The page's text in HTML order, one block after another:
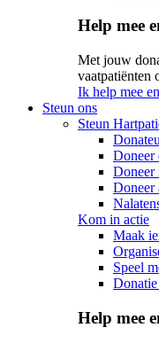
Help mee
Met jouw
vaatpatiënten
Ik help mee
Steun ons
Steun
Doneer
Doneer
Doneer
Kom in actie
Maak
Speel
Help mee